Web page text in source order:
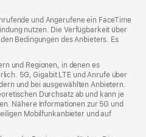
und Angerufene ein FaceTime
nutzen. Die Verfügbarkeit über
Bedingungen des Anbieters. Es
und Regionen, in denen es
5G, Gigabit LTE und Anrufe über
und bei ausgewählten Anbietern.
Durchsatz ab und kann je
Nähere Informationen zur 5G und
Mobilfunkanbieter und auf